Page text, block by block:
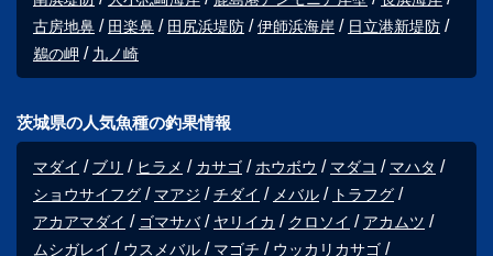
古房地鼻
田楽鼻 田尻浜堤防 伊師浜海岸
日立港新堤防
鵜の岬
九ノ崎
茨城県の人気魚種の釣果情報
マダイ ブリ ヒラメ カサゴ ホウボウ マダコ
マハタ
ショウサイフグ
マアジ チダイ メバル
トラフグ
アカアマダイ
ゴマサバ ヤリイカ クロソイ
アカムツ
ムシガレイ
ウスメバル マゴチ ウッカリカサゴ